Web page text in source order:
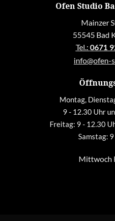
Ofen Studio
Mainzer
55545 Bad
Tel.: 0671
info@ofen-
Montag,
9 - 12.30 Uhr
Freitag: 9 - 12.30
Samstag:
Mittwoch